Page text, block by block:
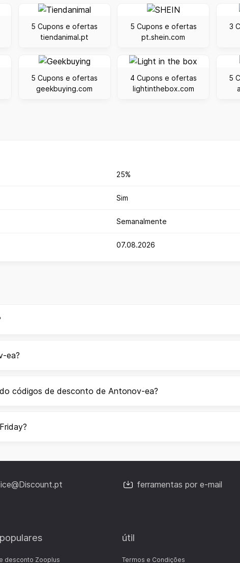
5 Cupons e ofertas
tiendanimal.pt
5 Cupons e ofertas
pt.shein.com
3
5 Cupons e ofertas
geekbuying.com
4 Cupons e ofertas
lightinthebox.com
5
25%
Sim
Semanalmente
07.08.2026
ea?
códigos de desconto de Antonov-ea?
ferramentas por e-mail
desconto Zooplus
útil
Termos e Condições